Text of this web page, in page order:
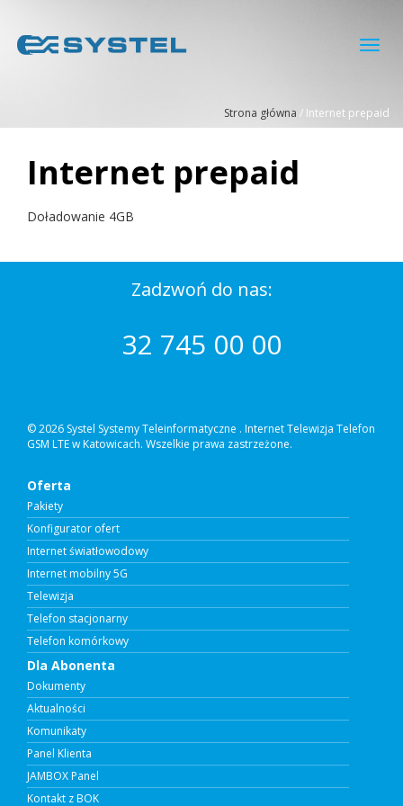
Strona główna / Internet prepaid
Internet prepaid
Doładowanie 4GB
Zadzwoń do nas:
32 745 00 00
© 2026 Systel Systemy Teleinformatyczne . Internet Telewizja Telefon
GSM LTE w Katowicach. Wszelkie prawa zastrzeżone.
Oferta
Pakiety
Konfigurator ofert
Internet światłowodowy
Internet mobilny 5G
Telewizja
Telefon stacjonarny
Telefon komórkowy
Dla Abonenta
Dokumenty
Aktualności
Komunikaty
Panel Klienta
JAMBOX Panel
Kontakt z BOK